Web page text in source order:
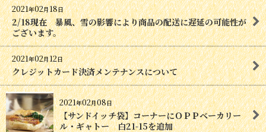
2021年02月18日
2/18現在 暴風、雪の影響により商品の配送に遅延の可能性が
ございます。
2021年02月12日
クレジットカード決済メンテナンスについて
2021年02月08日
【サンドイッチ袋】コーナーにＯＰＰベーカリー
ル・ギャトー 白21-15を追加